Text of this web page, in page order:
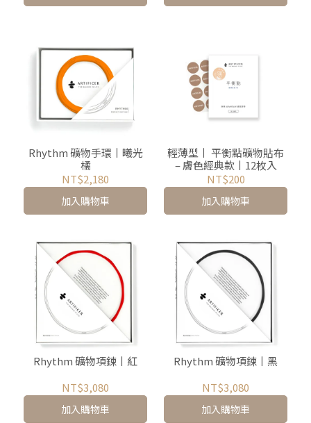
Rhythm 礦物手環丨曦光
橘
NT$2,180
加入購物車
輕薄型丨 平衡點礦物貼布
– 膚色經典款丨12枚入
NT$200
加入購物車
Rhythm 礦物項鍊丨紅
NT$3,080
加入購物車
Rhythm 礦物項鍊丨黑
NT$3,080
加入購物車